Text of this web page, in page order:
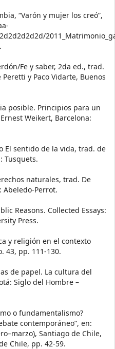
“Varón y mujer los creó”,
Fe y saber, 2da ed., trad.
y Paco Vidarte, Buenos
posible. Principios para un
Weikert, Barcelona:
El sentido de la vida, trad. de
Tusquets.
naturales, trad. De
Abeledo-Perrot.
Reasons. Collected Essays:
Press.
y religión en el contexto
43, pp. 111-130.
de papel. La cultura del
Siglo del Hombre –
o fundamentalismo?
contemporáneo”, en:
Santiago de Chile,
Chile, pp. 42-59.